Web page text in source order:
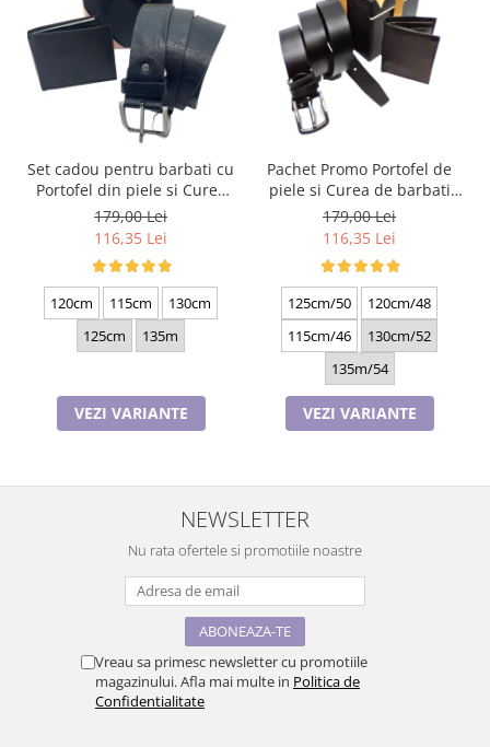
Set cadou pentru barbati cu
Portofel din piele si Curea
de barbati, negru 2210-4
179,00 Lei
116,35 Lei
120cm 115cm
130cm
125cm
135m
VEZI VARIANTE
Pachet Promo Portofel de
piele si Curea de barbati
neagra C130N-1881.4
179,00 Lei
116,35 Lei
125cm/50
120cm/48
115cm/46
130cm/52
135m/54
VEZI VARIANTE
NEWSLETTER
Nu rata ofertele si promotiile noastre
Vreau sa primesc newsletter cu promotiile
magazinului. Afla mai multe in Politica de
Confidentialitate